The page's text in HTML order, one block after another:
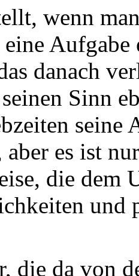
wenn
eine
danach
Sinn
seine
aber es ist
die dem
und
die da von